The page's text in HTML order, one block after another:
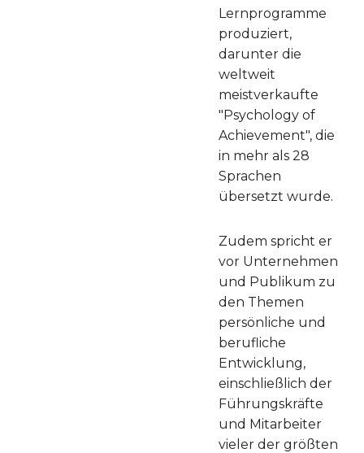
Lernprogramme
produziert,
darunter die
weltweit
meistverkaufte
"Psychology of
Achievement", die
in mehr als 28
Sprachen
übersetzt wurde.
Zudem spricht er
vor Unternehmen
und Publikum zu
den Themen
persönliche und
berufliche
Entwicklung,
einschließlich der
Führungskräfte
und Mitarbeiter
vieler der größten